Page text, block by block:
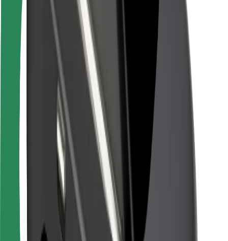
Seguridad para usuarios
Seguridad para conductores
Seguridad para patinetes
Laboratorio de seguridad
Dónde estamos
Soluciones para las ciudades
Aeropuertos
Estaciones de carga de Bolt
Para usuarios
Para conductores
Para repartidores